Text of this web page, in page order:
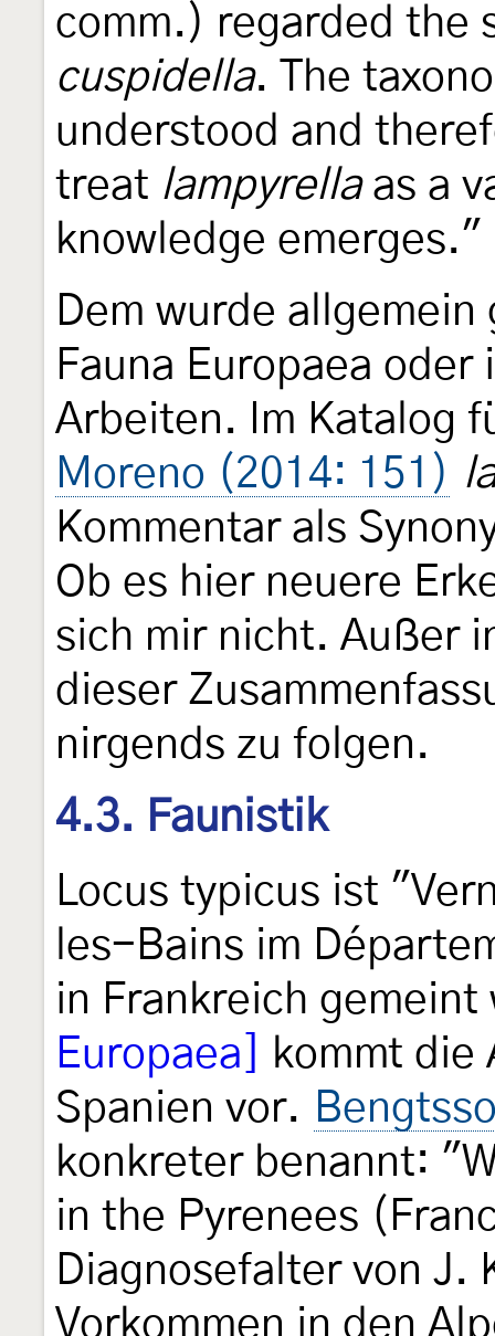
comm.) regarded the
cuspidella. The
understood and
treat lampyrellaas a
knowledge emerges."
Dem wurde
Fauna Europaea
Arbeiten. Im Katalog
Moreno (2014: 151)
Kommentar als
Ob es hier neuere
sich mir nicht. Außer
dieser
nirgends zu folgen.
4.3. Faunistik
Locus typicus ist
les-Bains im
in Frankreich
Europaea]
kommt die
Spanien vor.
konkreter benannt:
in the Pyrenees
Diagnosefalter von J.
Vorkommen in den